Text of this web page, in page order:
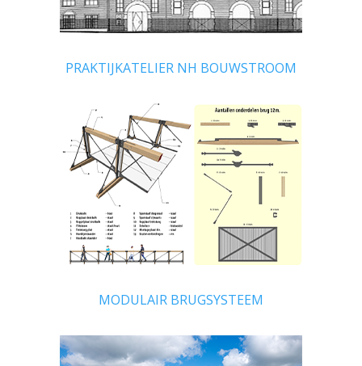
PRAKTIJKATELIER NH BOUWSTROOM
MODULAIR BRUGSYSTEEM